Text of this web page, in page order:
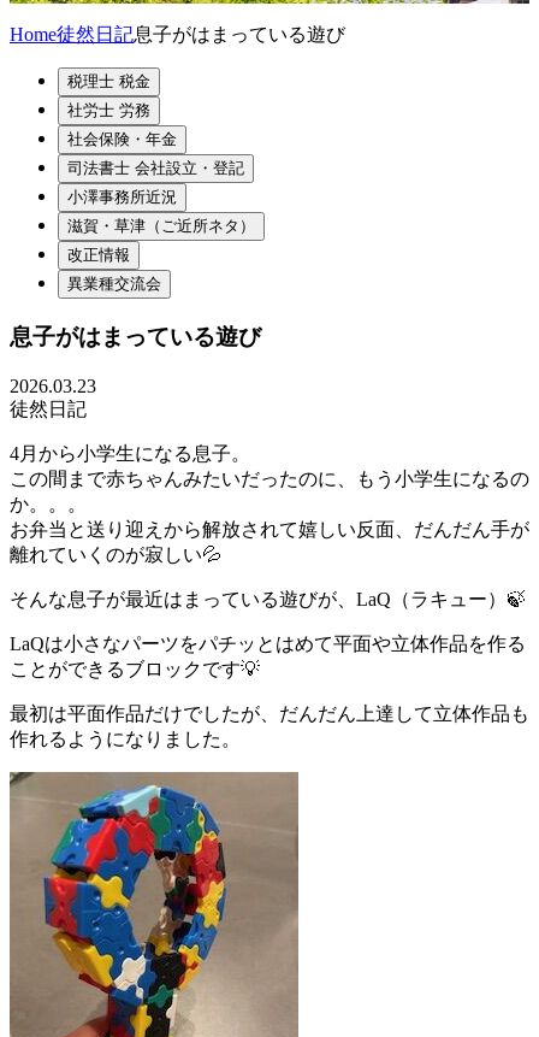
Home徒然日記息子がはまっている遊び
税理士 税金
社労士 労務
社会保険・年金
司法書士 会社設立・登記
小澤事務所近況
滋賀・草津（ご近所ネタ）
改正情報
異業種交流会
息子がはまっている遊び
2026.03.23
徒然日記
4月から小学生になる息子。
この間まで赤ちゃんみたいだったのに、もう小学生になるの
か。。。
お弁当と送り迎えから解放されて嬉しい反面、だんだん手が
離れていくのが寂しい💦
そんな息子が最近はまっている遊びが、LaQ（ラキュー）🍃
LaQは小さなパーツをパチッとはめて平面や立体作品を作る
ことができるブロックです💡
最初は平面作品だけでしたが、だんだん上達して立体作品も
作れるようになりました。